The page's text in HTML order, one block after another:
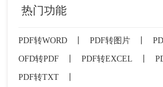
热门功能
PDF转WORD PDF转图片
OFD转PDF
PDF转EXCEL
PDF转TXT